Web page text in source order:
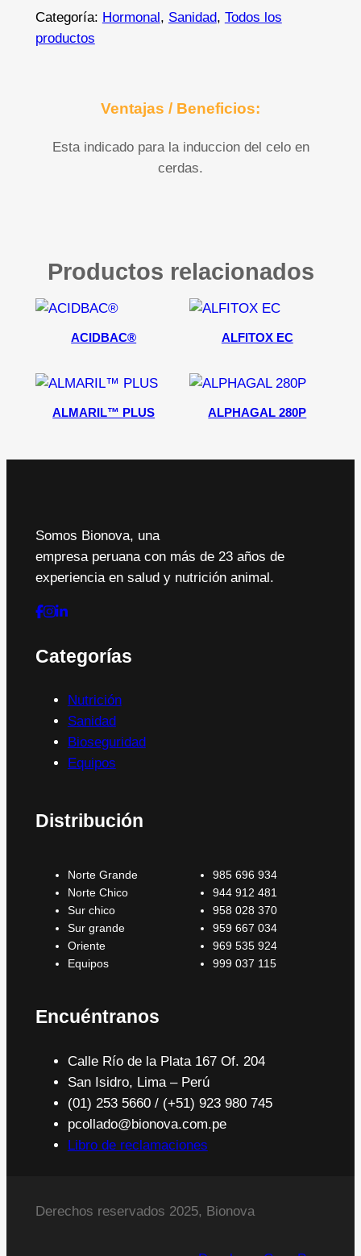
Categoría: Hormonal, Sanidad, Todos los
productos
Ventajas / Beneficios:
Esta indicado para la induccion del celo en
cerdas.
Productos relacionados
ACIDBAC® ALFITOX EC
ALMARIL™ PLUS ALPHAGAL 280P
Somos Bionova, una
empresa peruana con más de 23 años de
experiencia en salud y nutrición animal.
Categorías
Nutrición
Sanidad
Bioseguridad
Equipos
Distribución
Norte Grande
Norte Chico
Sur chico
Sur grande
Oriente
Equipos
985 696 934
944 912 481
958 028 370
959 667 034
969 535 924
999 037 115
Encuéntranos
Calle Río de la Plata 167 Of. 204
San Isidro, Lima – Perú
(01) 253 5660 / (+51) 923 980 745
pcollado@bionova.com.pe
Libro de reclamaciones
Derechos reservados 2025, Bionova